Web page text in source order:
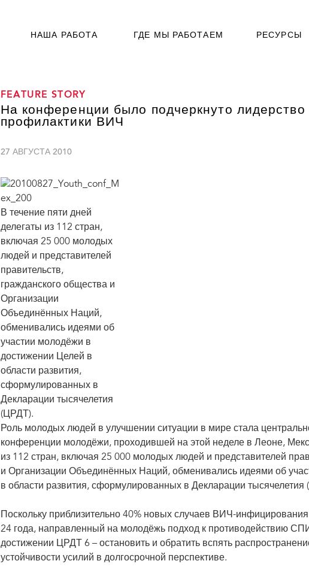
НАША РАБОТА ГДЕ МЫ РАБОТАЕМ РЕСУРСЫ
FEATURE STORY
На конференции было подчеркнуто
профилактики ВИЧ
27 АВГУСТА 2010
В течение пяти дней
делегаты из 112 стран,
включая 25 000 молодых
людей и представителей
правительств,
гражданского общества и
Организации
Объединённых Наций,
обменивались идеями об
участии молодёжи в
достижении Целей в
области развития,
сформулированных в
Декларации тысячелетия
(ЦРДТ).
Роль молодых людей в улучшении ситуации в мире стала
конференции молодёжи, проходившей на этой неделе в Леоне,
из 112 стран, включая 25 000 молодых людей и представителей
и Организации Объединённых Наций, обменивались идеями об
в области развития, сформулированных в Декларации тысячелетия
Поскольку приблизительно 40% новых случаев ВИЧ-
24 года, направленный на молодёжь подход к противодействию
достижении ЦРДТ 6 – остановить и обратить вспять
устойчивости усилий в долгосрочной перспективе.